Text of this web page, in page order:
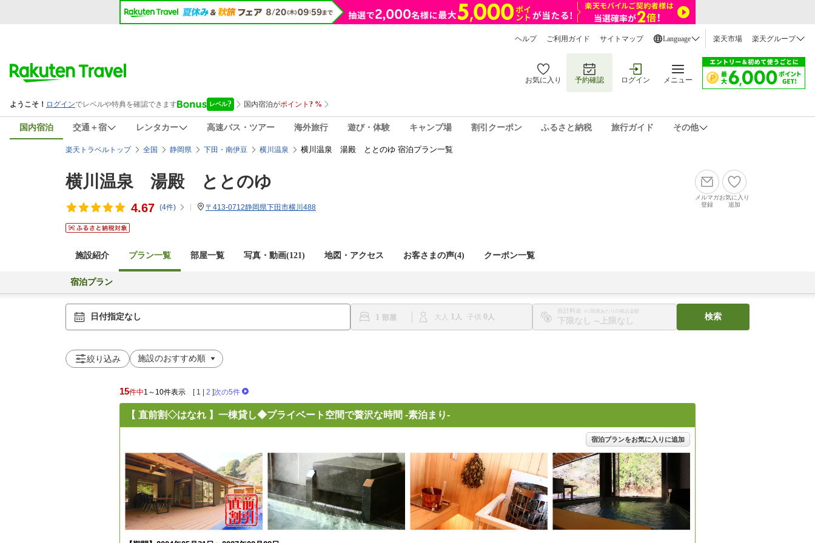
ヘルプ ご利用ガイド サイトマップ Language 楽天市場 楽天グループ
お気に入り 予約確認 ログイン メニュー
国内宿泊 交通＋宿 レンタカー 高速バス・ツアー 海外旅行 遊び・体験 キャンプ場 割引クーポン ふるさと納税 旅行ガイド その他
楽天トラベルトップ 全国 静岡県 下田・南伊豆 横川温泉 横川温泉 湯殿 ととのゆ 宿泊プラン一覧
横川温泉 湯殿 ととのゆ
4.67 (4件) 〒413-0712静岡県下田市横川488
メルマガ
登録
お気に入り
追加
施設紹介 プラン一覧 部屋一覧 写真・動画(121) 地図・アクセス お客さまの声(4) クーポン一覧
宿泊プラン
日付指定なし 1 大人 1 子供 0
合計料金 ※1部屋あたりの税込金額
〜
検索
絞り込み
15件中1～10件表示 [ 1 2 ]次の5件
【 直前割◇はなれ 】一棟貸し◆プライベート空間で贅沢な時間 -素泊まり-
宿泊プランをお気に入りに追加